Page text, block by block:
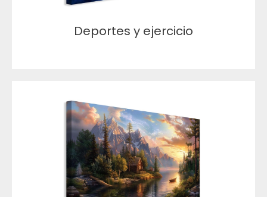
Deportes y ejercicio